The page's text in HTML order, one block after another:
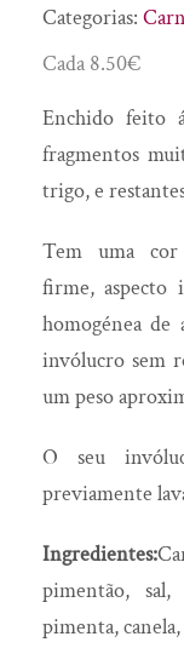
Doces
Fruta
Gin
Girabolhos
Granola
Manteiga
Manteiga
Mel
Óleo
Pão de Ló
Saber
SóSabão
Categorias:
Cada 8.50€
Enchido feito
fragmentos
trigo, e
Tem uma cor
firme, aspecto
homogénea de
invólucro sem
um peso
O seu
previamente
Ingredientes:
pimentão,
pimenta,